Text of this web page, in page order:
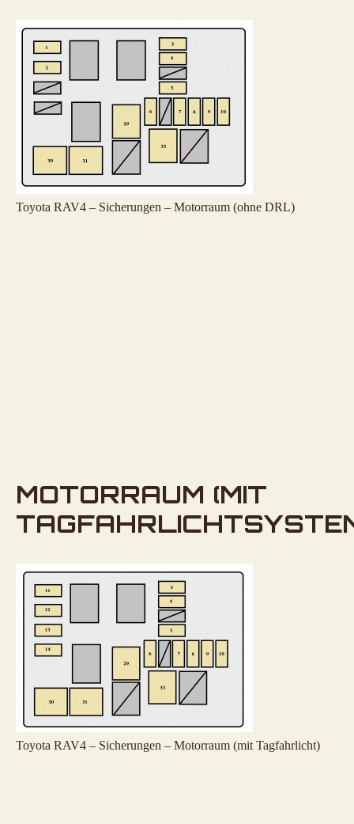
Toyota RAV4 – Sicherungen – Motorraum (ohne DRL)
MOTORRAUM (MIT
Toyota RAV4 – Sicherungen – Motorraum (mit Tagfahrlicht)